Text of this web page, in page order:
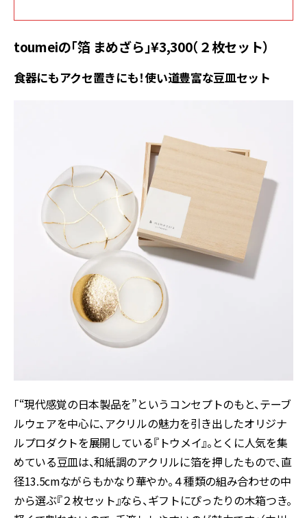
toumeiの「箔 まめざら」¥3,300（２枚セット）
食器にもアクセ置きにも！使い道豊富な豆皿セット
「“現代感覚の日本製品を”というコンセプトのもと、テーブ
ルウェアを中心に、アクリルの魅力を引き出したオリジナ
ルプロダクトを展開している『トウメイ』。とくに人気を集
めている豆皿は、和紙調のアクリルに箔を押したもので、直
径13.5cmながらもかなり華やか。４種類の組み合わせの中
から選ぶ『２枚セット』なら、ギフトにぴったりの木箱つき。